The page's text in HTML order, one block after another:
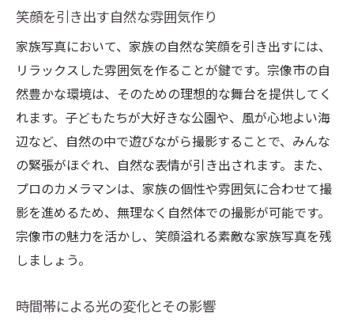
笑顔を引き出す自然な雰囲気作り
家族写真において、家族の自然な笑顔を引き出すには、
リラックスした雰囲気を作ることが鍵です。宗像市の自
然豊かな環境は、そのための理想的な舞台を提供してく
れます。子どもたちが大好きな公園や、風が心地よい海
辺など、自然の中で遊びながら撮影することで、みんな
の緊張がほぐれ、自然な表情が引き出されます。また、
プロのカメラマンは、家族の個性や雰囲気に合わせて撮
影を進めるため、無理なく自然体での撮影が可能です。
宗像市の魅力を活かし、笑顔溢れる素敵な家族写真を残
しましょう。
時間帯による光の変化とその影響